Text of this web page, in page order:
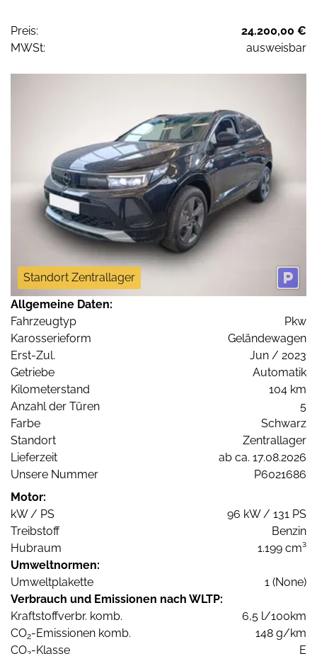
Preis:
24.200,00 €
MWSt:
ausweisbar
Standort Zentrallager
Allgemeine Daten:
Fahrzeugtyp
Pkw
Karosserieform
Geländewagen
Erst-Zul.
Jun / 2023
Getriebe
Automatik
Kilometerstand
104 km
Anzahl der Türen
5
Farbe
Schwarz
Standort
Zentrallager
Lieferzeit
ab ca. 17.08.2026
Unsere Nummer
P6021686
Motor:
kW / PS
96 kW / 131 PS
Treibstoff
Benzin
Hubraum
1.199 cm³
Umweltnormen:
Umweltplakette
1 (None)
Verbrauch und Emissionen nach WLTP:
Kraftstoffverbr. komb.
6,5 l/100km
CO2-Emissionen komb.
148 g/km
CO -Klasse E